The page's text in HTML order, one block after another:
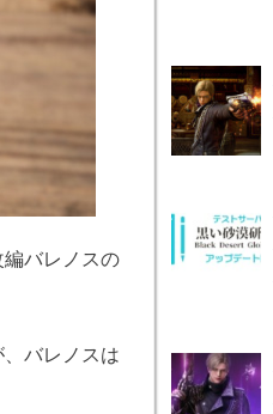
バレノスの
バレノスは